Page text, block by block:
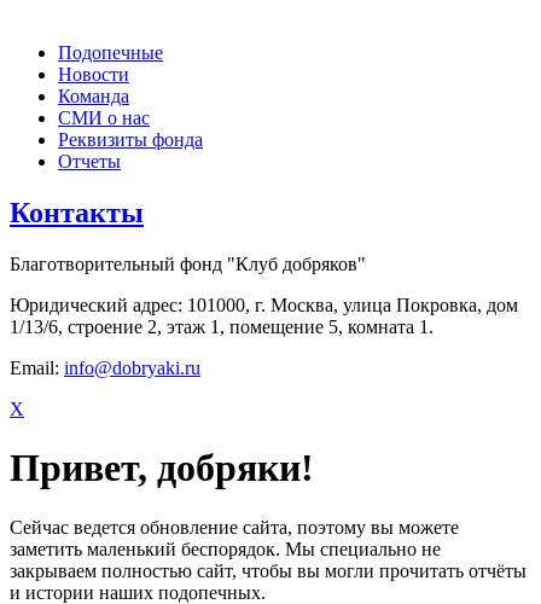
Подопечные
Новости
Команда
СМИ о нас
Реквизиты фонда
Отчеты
Контакты
Благотворительный фонд "Клуб добряков"
Юридический адрес: 101000, г. Москва, улица Покровка, дом
1/13/6, строение 2, этаж 1, помещение 5, комната 1.
Email: info@dobryaki.ru
X
Привет, добряки!
Сейчас ведется обновление сайта, поэтому вы можете
заметить маленький беспорядок. Мы специально не
закрываем полностью сайт, чтобы вы могли прочитать отчёты
и истории наших подопечных.